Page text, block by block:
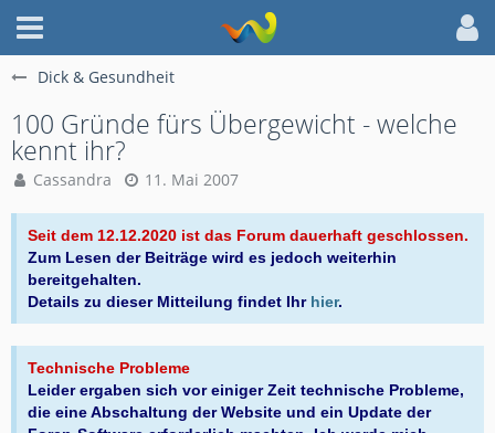
Dick & Gesundheit
100 Gründe fürs Übergewicht - welche
kennt ihr?
Cassandra 11. Mai 2007
Seit dem 12.12.2020 ist das Forum dauerhaft geschlossen.
Zum Lesen der Beiträge wird es jedoch weiterhin
bereitgehalten.
Details zu dieser Mitteilung findet Ihr hier.
Technische Probleme
Leider ergaben sich vor einiger Zeit technische Probleme,
die eine Abschaltung der Website und ein Update der